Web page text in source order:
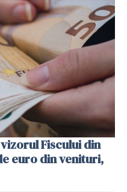
Fiscului din
euro din venituri,